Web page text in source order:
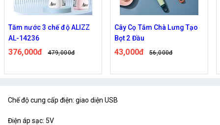
Tăm nước 3 chế độ ALIZZ
AL-14236
376,000đ 479,000đ
Cây Cọ Tắm Chà Lưng Tạo
Bọt 2 Đầu
43,000đ 56,000đ
Chế độ cung cấp điện: giao diện USB
Điện áp sạc: 5V